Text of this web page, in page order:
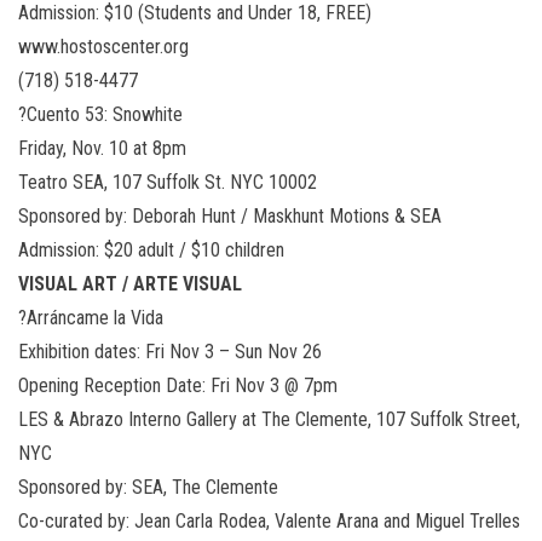
Admission: $10 (Students and Under 18, FREE)
www.hostoscenter.org
‪(718) 518-4477‬
?Cuento 53: Snowhite
Friday, Nov. 10 at 8pm
Teatro SEA, 107 Suffolk St. NYC 10002
Sponsored by: Deborah Hunt / Maskhunt Motions & SEA
Admission: $20 adult / $10 children
VISUAL ART / ARTE VISUAL
?Arráncame la Vida
Exhibition dates: Fri Nov 3 – Sun Nov 26
Opening Reception Date: Fri Nov 3 @ 7pm
LES & Abrazo Interno Gallery at The Clemente, 107 Suffolk Street,
NYC
Sponsored by: SEA, The Clemente
Co-curated by: Jean Carla Rodea, Valente Arana and Miguel Trelles